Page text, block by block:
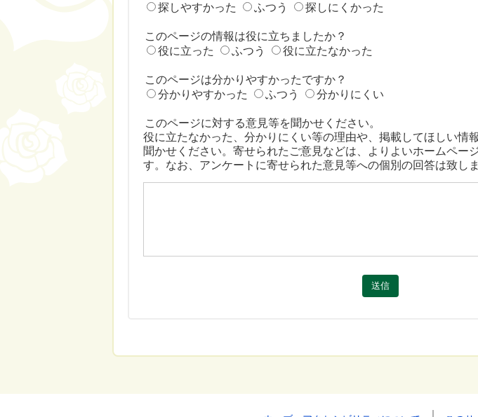
探しやすかった
ふつう 探しにくかった
このページの情報は役に立ちましたか？
役に立った
ふつう 役に立たなかった
このページは分かりやすかったですか？
分かりやすかった
ふつう 分かりにくい
このページに対する意見等を聞かせください。
役に立たなかった、分かりにくい等の理由や、掲載してほしい情
聞かせください。寄せられたご意見などは、よりよいホームペー
す。なお、アンケートに寄せられた意見等への個別の回答は致しま
送信